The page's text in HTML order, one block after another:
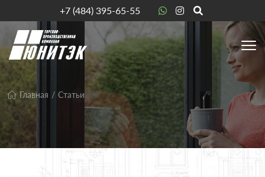
+7 (484) 395-65-55
Главная Статьи